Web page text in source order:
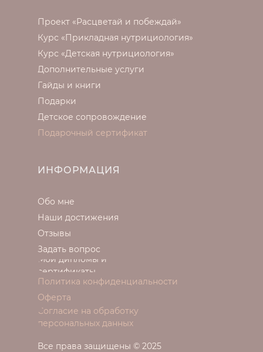
Политика конфиденциальности
Согласие на обработку
персональных данных
Оферта
ИНФОРМАЦИЯ
Все права защищены © 2025
Обо мне
Наши достижения
Отзывы
Задать вопрос
Мои дипломы и
сертификаты
Проект «Расцветай и побеждай»
Курс «Прикладная нутрициология»
Курс «Детская нутрициология»
Дополнительные услуги
Гайды и книги
Подарки
Детское сопровождение
Подарочный сертификат